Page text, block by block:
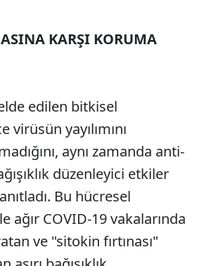
KARŞI KORUMA
edilen bitkisel
yayılımını
aynı zamanda anti-
düzenleyici etkiler
Bu hücresel
ağır COVID-19 vakalarında
ve "sitokin fırtınası"